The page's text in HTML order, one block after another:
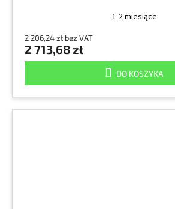
1-2 miesiące
2 206,24 zł bez VAT
2 713,68 zł
DO KOSZYKA